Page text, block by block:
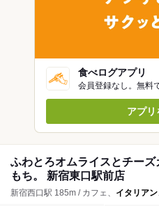
食べログアプリ
会員登録なし。無料
アプリ
ふわとろオムライスとチーズ
もち。 新宿東口駅前店
新宿西口駅 185m / カフェ、 イタリアン